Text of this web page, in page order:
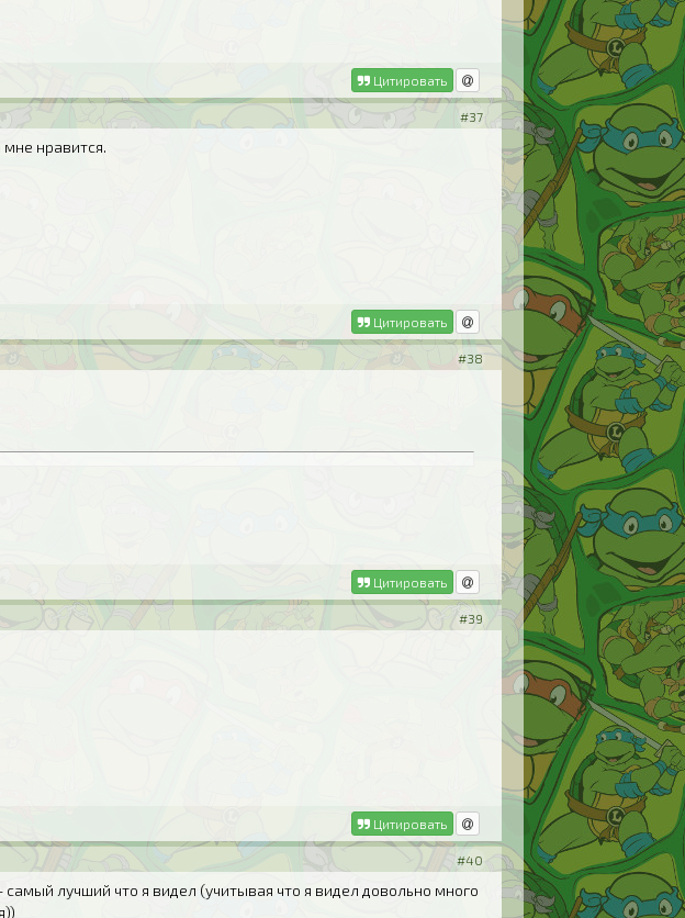
Цитировать
#37
мне нравится.
Цитировать
#38
Цитировать
#39
Цитировать
#40
лучший что я видел (учитывая что я видел довольно много